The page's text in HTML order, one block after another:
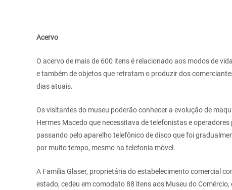
Acervo
O acervo de mais de 600 itens é relacionado aos modos de
e também de objetos que retratam o produzir dos
dias atuais.
Os visitantes do museu poderão conhecer a evolução de
Hermes Macedo que necessitava de telefonistas e
passando pelo aparelho telefônico de disco que foi
por muito tempo, mesmo na telefonia móvel.
A Família Glaser, proprietária do estabelecimento comercial
estado, cedeu em comodato 88 itens aos Museu do